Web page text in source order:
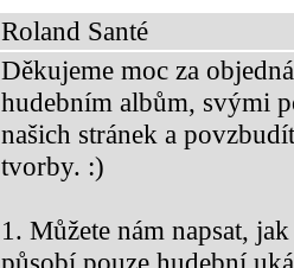
Roland Santé
Děkujeme moc za
hudebním albům, svými
našich stránek a
tvorby. :)
1. Můžete nám napsat,